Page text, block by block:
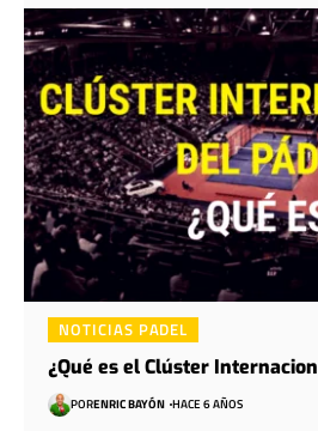
NOTICIAS PADEL
¿Qué es el Clúster
PORENRIC BAYÓN HACE 6 AÑOS